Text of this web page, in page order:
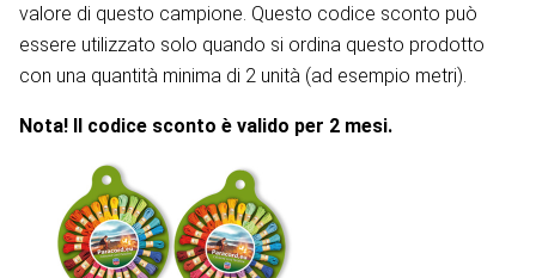
valore di questo campione. Questo codice sconto può
essere utilizzato solo quando si ordina questo prodotto
con una quantità minima di 2 unità (ad esempio metri).
Nota! Il codice sconto è valido per 2 mesi.